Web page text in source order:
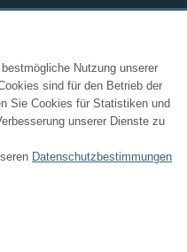
Nutzung unserer
sind für den Betrieb der
Sie Cookies für Statistiken und
unserer Dienste zu
Datenschutzbestimmungen